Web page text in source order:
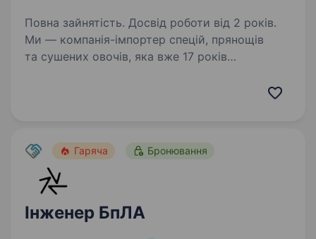
Повна зайнятість. Досвід роботи від 2 років.
Ми — компанія-імпортер спецій, прянощів
та сушених овочів, яка вже 17 років
промисловості якісною сировиною. Постійно
Гаряча Бронювання
Інженер БпЛА